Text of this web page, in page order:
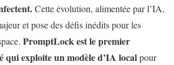
Cette évolution, alimentée par l’IA,
et pose des défis inédits pour les
PromptLock est le premier
qui exploite un modèle d’IA localpour